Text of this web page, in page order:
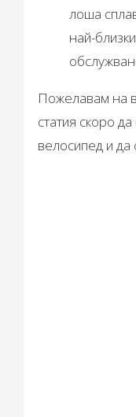
лоша
най-
Пожелавам на
статия скоро
велосипед и да